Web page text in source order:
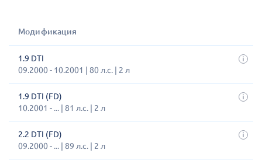
Модификация
1.9 DTI
09.2000 - 10.2001 | 80 л.с. | 2 л
1.9 DTI (FD)
10.2001 - ... | 81 л.с. | 2 л
2.2 DTI (FD)
09.2000 - ... | 89 л.с. | 2 л